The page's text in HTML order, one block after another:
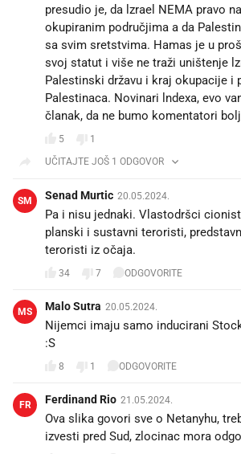
presudio je, da lzrael NEMA pravo
okupiranim područjima a da
sa svim sretstvima. Hamas je u
svoj statut i više ne traži uništenje
Palestinski državu i kraj okupacije i
Palestinaca. Novinari lndexa, evo
članak, da ne bumo komentatori
5
1
UČITAJTE JOŠ 1 ODGOVOR
SM Senad Murtic 20.05.2024.
Pa i nisu jednaki. Vlastodršci
planski i sustavni teroristi,
teroristi iz očaja.
34 7 ODGOVORITE
MS Malo Sutra 20.05.2024.
Nijemci imaju samo inducirani
:S
8 1 ODGOVORITE
FR Ferdinand Rio 21.05.2024.
Ova slika govori sve o Netanyhu,
izvesti pred Sud, zlocinac mora